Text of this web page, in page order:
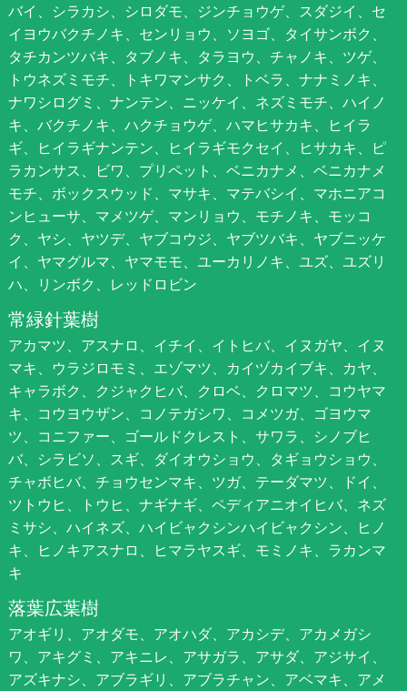
バイ、シラカシ、シロダモ、ジンチョウゲ、スダジイ、セ
イヨウバクチノキ、センリョウ、ソヨゴ、タイサンボク、
タチカンツバキ、タブノキ、タラヨウ、チャノキ、ツゲ、
トウネズミモチ、トキワマンサク、トベラ、ナナミノキ、
ナワシログミ、ナンテン、ニッケイ、ネズミモチ、ハイノ
キ、バクチノキ、ハクチョウゲ、ハマヒサカキ、ヒイラ
ギ、ヒイラギナンテン、ヒイラギモクセイ、ヒサカキ、ピ
ラカンサス、ビワ、プリペット、ベニカナメ、ベニカナメ
モチ、ボックスウッド、マサキ、マテバシイ、マホニアコ
ンヒューサ、マメツゲ、マンリョウ、モチノキ、モッコ
ク、ヤシ、ヤツデ、ヤブコウジ、ヤブツバキ、ヤブニッケ
イ、ヤマグルマ、ヤマモモ、ユーカリノキ、ユズ、ユズリ
ハ、リンボク、レッドロビン
常緑針葉樹
アカマツ、アスナロ、イチイ、イトヒバ、イヌガヤ、イヌ
マキ、ウラジロモミ、エゾマツ、カイヅカイブキ、カヤ、
キャラボク、クジャクヒバ、クロベ、クロマツ、コウヤマ
キ、コウヨウザン、コノテガシワ、コメツガ、ゴヨウマ
ツ、コニファー、ゴールドクレスト、サワラ、シノブヒ
バ、シラビソ、スギ、ダイオウショウ、タギョウショウ、
チャボヒバ、チョウセンマキ、ツガ、テーダマツ、ドイ、
ツトウヒ、トウヒ、ナギナギ、ペディアニオイヒバ、ネズ
ミサシ、ハイネズ、ハイビャクシンハイビャクシン、ヒノ
キ、ヒノキアスナロ、ヒマラヤスギ、モミノキ、ラカンマ
キ
落葉広葉樹
アオギリ、アオダモ、アオハダ、アカシデ、アカメガシ
ワ、アキグミ、アキニレ、アサガラ、アサダ、アジサイ、
アズキナシ、アブラギリ、アブラチャン、アベマキ、アメ